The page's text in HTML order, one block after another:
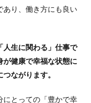
あり、働き方にも良い
人生に関わる」仕事で
が健康で幸福な状態に
ながります。
にとっての「豊かで幸